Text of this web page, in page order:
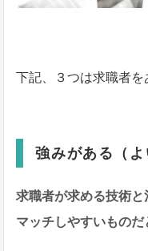
下記、３つは求職者を
強みがある（よ
求職者が求める技術
マッチしやすいものだ